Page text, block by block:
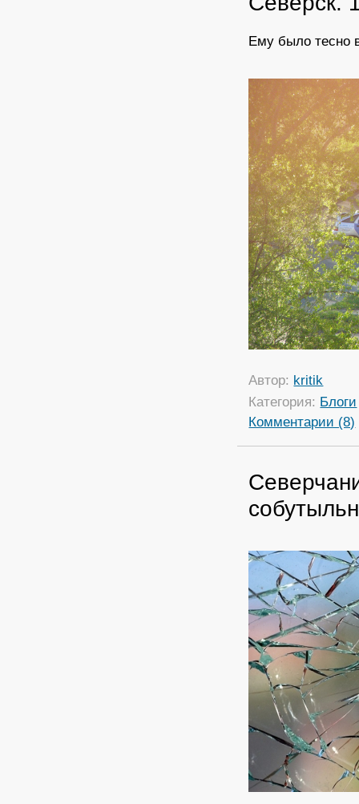
Ему было тесно
Автор: kritik
Категория: Блоги
Комментарии (8)